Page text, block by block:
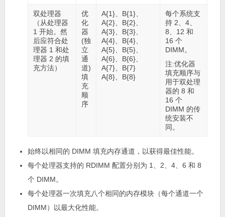
双处理器
（从处理器
1 开始。然
后应符合处
理器 1 和处
理器 2 的填
充方法）
优
化
器
(独
立
通
道)
填
充
顺
序
A{1}、B{1}、
A{2}、B{2}、
A{3}、B{3}、
A{4}、B{4}、
A{5}、B{5}、
A{6}、B{6}、
A{7}、B{7}
A{8}、B{8}
每个系统支
持 2、4、
8、12 和
16 个
DIMM。
注:优化器
填充顺序与
用于双处理
器的 8 和
16 个
DIMM 的传
统安装不
同。
始终以相同的 DIMM 填充内存通道，以获得最佳性能。
每个处理器支持的 RDIMM 配置分别为 1、2、4、6 和 8
个 DIMM。
每个处理器一次填充八个相同的内存模块（每个通道一个
DIMM）以最大化性能。